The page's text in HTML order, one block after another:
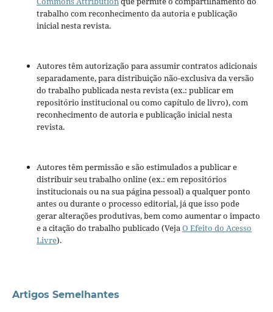
trabalho com reconhecimento da autoria e publicação
inicial nesta revista.
Autores têm autorização para assumir contratos adicionais
separadamente, para distribuição não-exclusiva da versão
do trabalho publicada nesta revista (ex.: publicar em
repositório institucional ou como capítulo de livro), com
reconhecimento de autoria e publicação inicial nesta
revista.
Autores têm permissão e são estimulados a publicar e
distribuir seu trabalho online (ex.: em repositórios
institucionais ou na sua página pessoal) a qualquer ponto
antes ou durante o processo editorial, já que isso pode
gerar alterações produtivas, bem como aumentar o impacto
e a citação do trabalho publicado (VejaO Efeito do Acesso
Livre).
Artigos Semelhantes